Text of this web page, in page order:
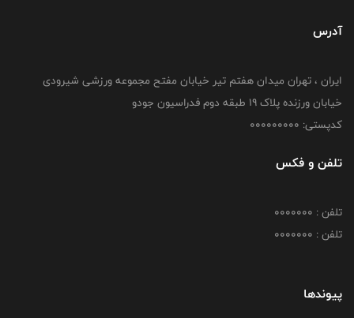
آدرس
ایران ، تهران میدان هفتم تیر خیابان مفتح مجموعه ورزشی شیرودی
خیابان ورزنده پلاک ۱۹ طبقه دوم فدراسیون جودو
کدپستی: 000000000
تلفن و فکس
تلفن : 0000000
تلفن : 0000000
پیوندها